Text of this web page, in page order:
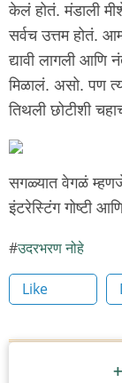
केलं होतं. मंडाली
सर्वच उत्तम होतं.
द्यावी लागली आणि
मिळालं. असो. पण
तिथली छोटीशी
सगळ्यात वेगळं
इंटरेस्टिंग गोष्टी
उदरभरण नोहे
Like